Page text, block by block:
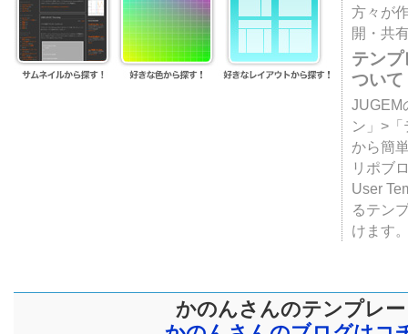
方々が
開・共
テン
ついて
JUGEM
ン」>
から簡
リポブ
User
るテン
けます
かのんさんのテンプレ